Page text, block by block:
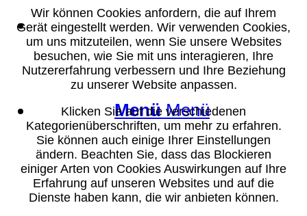
Suche
Menü Menü
Wir können Cookies anfordern, die auf Ihrem
Gerät eingestellt werden. Wir verwenden Cookies,
um uns mitzuteilen, wenn Sie unsere Websites
besuchen, wie Sie mit uns interagieren, Ihre
Nutzererfahrung verbessern und Ihre Beziehung
zu unserer Website anpassen.
Klicken Sie auf die verschiedenen
Kategorienüberschriften, um mehr zu erfahren.
Sie können auch einige Ihrer Einstellungen
ändern. Beachten Sie, dass das Blockieren
einiger Arten von Cookies Auswirkungen auf Ihre
Erfahrung auf unseren Websites und auf die
Dienste haben kann, die wir anbieten können.